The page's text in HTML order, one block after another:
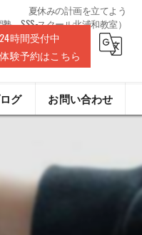
夏休みの計画を立てよう
、SSS-スクール北浦和教室）
24時間受付中
験予約はこちら
インクリエイト
グ お問い合わせ